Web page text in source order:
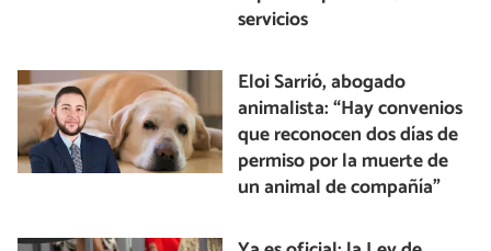
servicios
Eloi Sarrió, abogado
animalista: “Hay convenios
que reconocen dos días de
permiso por la muerte de
un animal de compañía”